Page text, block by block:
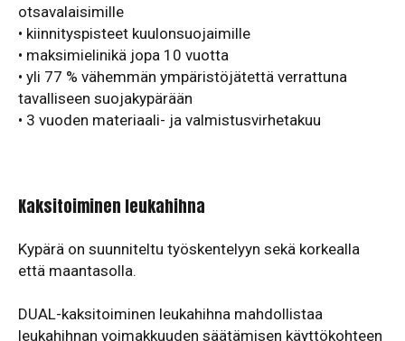
otsavalaisimille
• kiinnityspisteet kuulonsuojaimille
• maksimielinikä jopa 10 vuotta
• yli 77 % vähemmän ympäristöjätettä verrattuna
tavalliseen suojakypärään
• 3 vuoden materiaali- ja valmistusvirhetakuu
Kaksitoiminen leukahihna
Kypärä on suunniteltu työskentelyyn sekä korkealla
että maantasolla.
DUAL-kaksitoiminen leukahihna mahdollistaa
leukahihnan voimakkuuden säätämisen käyttökohteen